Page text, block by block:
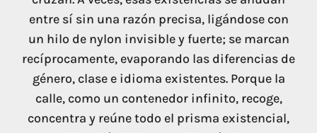
entre sí sin una razón precisa, ligándose con
un hilo de nylon invisible y fuerte; se marcan
recíprocamente, evaporando las diferencias de
género, clase e idioma existentes. Porque la
calle, como un contenedor infinito, recoge,
concentra y reúne todo el prisma existencial,